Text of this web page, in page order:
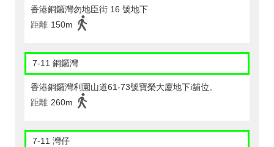
香港銅鑼灣勿地臣街 16 號地下
距離 150m
7-11 銅鑼灣
香港銅鑼灣利園山道61-73號寶榮大廈地下i舖位。
距離 260m
7-11 灣仔